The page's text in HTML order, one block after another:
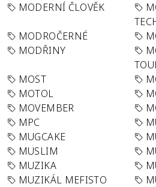
MODERNÍ ČLOVĚK
MODROČERNÉ
MODŘINY
MOST
MOTOL
MOVEMBER
MPC
MUGCAKE
MUSLIM
MUZIKA
MUZIKÁL MEFISTO